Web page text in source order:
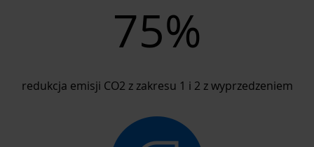
75%
redukcja emisji CO2 z zakresu 1 i 2 z wyprzedzeniem